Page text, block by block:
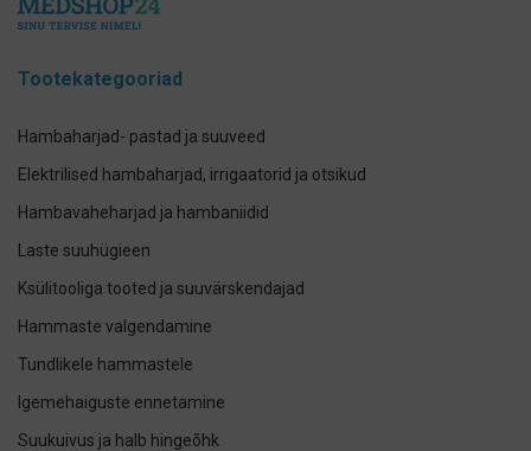
Tootekategooriad
Hambaharjad- pastad ja suuveed
Elektrilised hambaharjad, irrigaatorid ja otsikud
Hambavaheharjad ja hambaniidid
Laste suuhügieen
Ksülitooliga tooted ja suuvärskendajad
Hammaste valgendamine
Tundlikele hammastele
Igemehaiguste ennetamine
Suukuivus ja halb hingeõhk